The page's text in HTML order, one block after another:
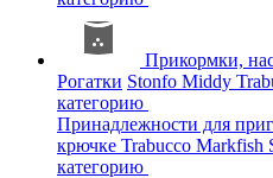
Прикормки,
Рогатки Stonfo Middy
категорию
Принадлежности для
крючке Trabucco Markfish
категорию